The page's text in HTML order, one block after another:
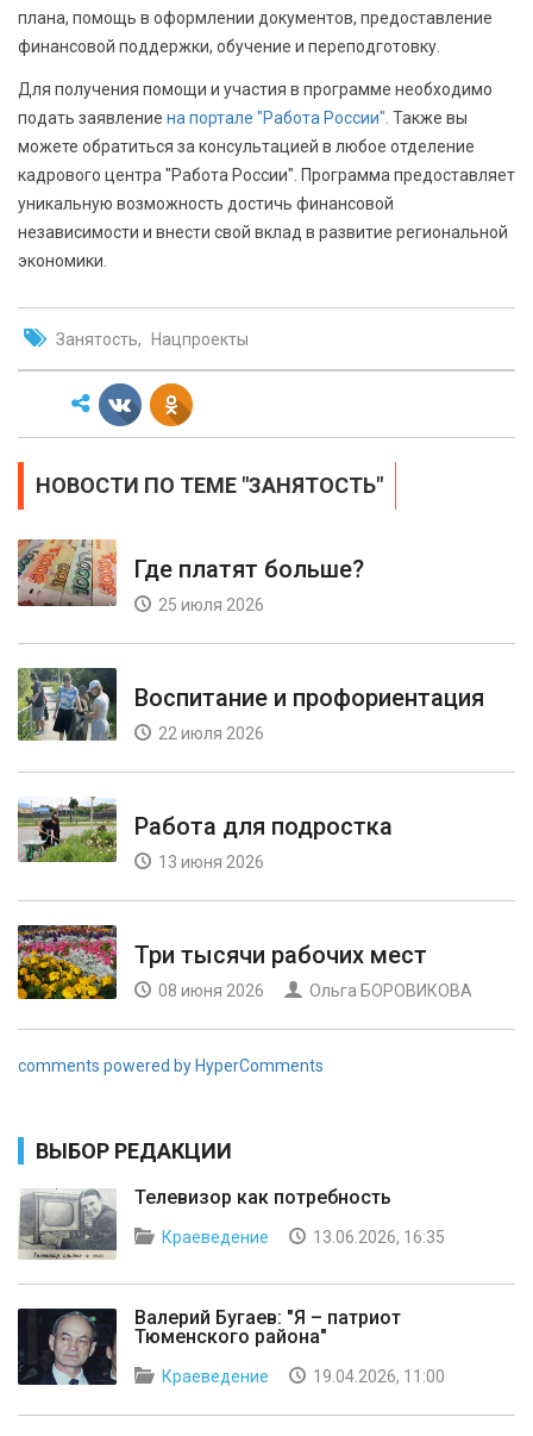
плана, помощь в оформлении документов, предоставление
финансовой поддержки, обучение и переподготовку.
Для получения помощи и участия в программе необходимо
подать заявление на портале "Работа России" . Также вы
можете обратиться за консультацией в любое отделение
кадрового центра "Работа России". Программа предоставляет
уникальную возможность достичь финансовой
независимости и внести свой вклад в развитие региональной
экономики.
Занятость Нацпроекты
НОВОСТИ ПО ТЕМЕ "ЗАНЯТОСТЬ"
Где платят больше?
25 июля 2026
Воспитание и профориентация
22 июля 2026
Работа для подростка
13 июня 2026
Три тысячи рабочих мест
08 июня 2026 Ольга БОРОВИКОВА
comments powered by HyperComments
ВЫБОР РЕДАКЦИИ
Телевизор как потребность
Краеведение 13.06.2026, 16:35
Валерий Бугаев: "Я – патриот
Тюменского района"
Краеведение 19.04.2026, 11:00